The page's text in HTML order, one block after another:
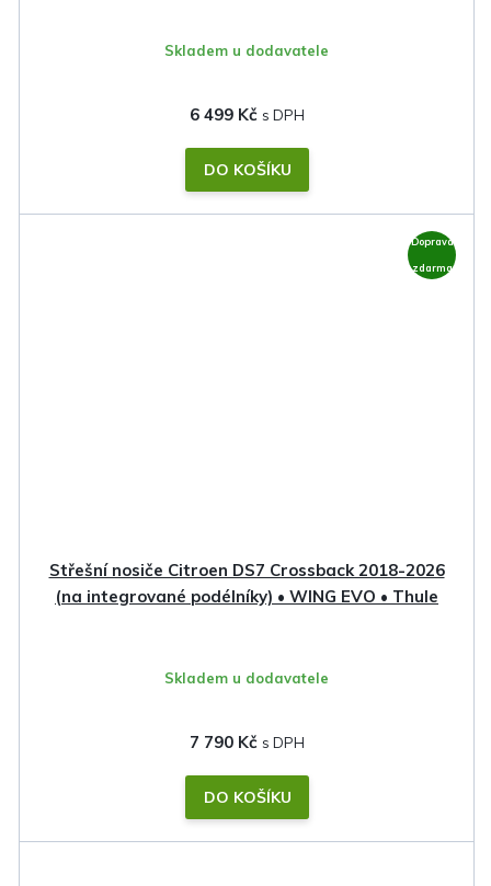
Skladem u dodavatele
6 499 Kč
DO KOŠÍKU
Doprava
zdarma
Střešní nosiče Citroen DS7 Crossback 2018-2026
(na integrované podélníky) • WING EVO • Thule
Skladem u dodavatele
7 790 Kč
DO KOŠÍKU